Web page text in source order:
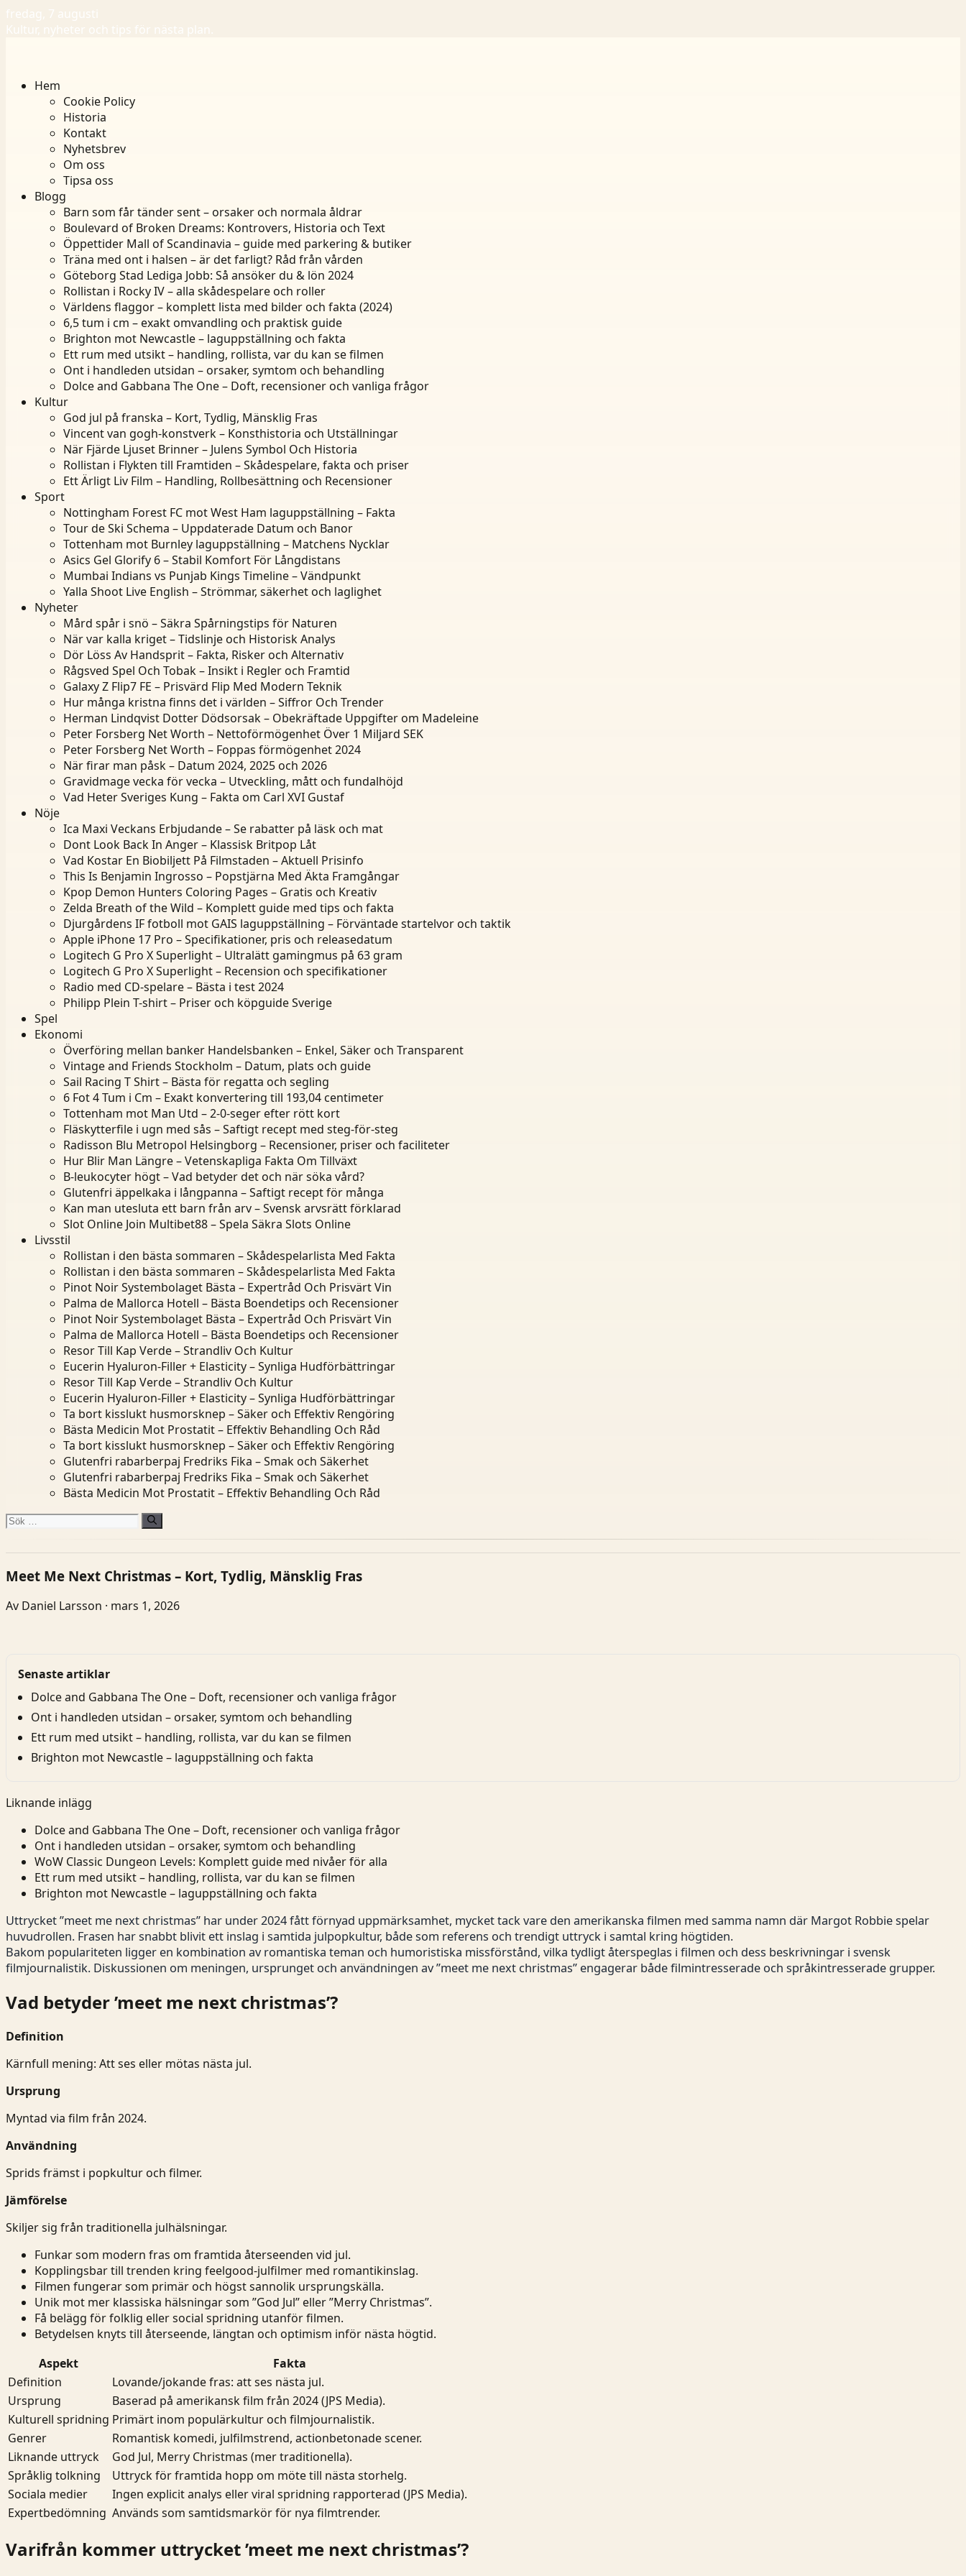
fredag, 7 augusti
Kultur, nyheter och tips för nästa plan.
Hem
Cookie Policy
Historia
Kontakt
Nyhetsbrev
Om oss
Tipsa oss
Blogg
Barn som får tänder sent – orsaker och normala åldrar
Boulevard of Broken Dreams: Kontrovers, Historia och Text
Öppettider Mall of Scandinavia – guide med parkering & butiker
Träna med ont i halsen – är det farligt? Råd från vården
Göteborg Stad Lediga Jobb: Så ansöker du & lön 2024
Rollistan i Rocky IV – alla skådespelare och roller
Världens flaggor – komplett lista med bilder och fakta (2024)
6,5 tum i cm – exakt omvandling och praktisk guide
Brighton mot Newcastle – laguppställning och fakta
Ett rum med utsikt – handling, rollista, var du kan se filmen
Ont i handleden utsidan – orsaker, symtom och behandling
Dolce and Gabbana The One – Doft, recensioner och vanliga frågor
Kultur
God jul på franska – Kort, Tydlig, Mänsklig Fras
Vincent van gogh-konstverk – Konsthistoria och Utställningar
När Fjärde Ljuset Brinner – Julens Symbol Och Historia
Rollistan i Flykten till Framtiden – Skådespelare, fakta och priser
Ett Ärligt Liv Film – Handling, Rollbesättning och Recensioner
Sport
Nottingham Forest FC mot West Ham laguppställning – Fakta
Tour de Ski Schema – Uppdaterade Datum och Banor
Tottenham mot Burnley laguppställning – Matchens Nycklar
Asics Gel Glorify 6 – Stabil Komfort För Långdistans
Mumbai Indians vs Punjab Kings Timeline – Vändpunkt
Yalla Shoot Live English – Strömmar, säkerhet och laglighet
Nyheter
Mård spår i snö – Säkra Spårningstips för Naturen
När var kalla kriget – Tidslinje och Historisk Analys
Dör Löss Av Handsprit – Fakta, Risker och Alternativ
Rågsved Spel Och Tobak – Insikt i Regler och Framtid
Galaxy Z Flip7 FE – Prisvärd Flip Med Modern Teknik
Hur många kristna finns det i världen – Siffror Och Trender
Herman Lindqvist Dotter Dödsorsak – Obekräftade Uppgifter om Madeleine
Peter Forsberg Net Worth – Nettoförmögenhet Över 1 Miljard SEK
Peter Forsberg Net Worth – Foppas förmögenhet 2024
När firar man påsk – Datum 2024, 2025 och 2026
Gravidmage vecka för vecka – Utveckling, mått och fundalhöjd
Vad Heter Sveriges Kung – Fakta om Carl XVI Gustaf
Nöje
Ica Maxi Veckans Erbjudande – Se rabatter på läsk och mat
Dont Look Back In Anger – Klassisk Britpop Låt
Vad Kostar En Biobiljett På Filmstaden – Aktuell Prisinfo
This Is Benjamin Ingrosso – Popstjärna Med Äkta Framgångar
Kpop Demon Hunters Coloring Pages – Gratis och Kreativ
Zelda Breath of the Wild – Komplett guide med tips och fakta
Djurgårdens IF fotboll mot GAIS laguppställning – Förväntade startelvor och taktik
Apple iPhone 17 Pro – Specifikationer, pris och releasedatum
Logitech G Pro X Superlight – Ultralätt gamingmus på 63 gram
Logitech G Pro X Superlight – Recension och specifikationer
Radio med CD-spelare – Bästa i test 2024
Philipp Plein T-shirt – Priser och köpguide Sverige
Spel
Ekonomi
Överföring mellan banker Handelsbanken – Enkel, Säker och Transparent
Vintage and Friends Stockholm – Datum, plats och guide
Sail Racing T Shirt – Bästa för regatta och segling
6 Fot 4 Tum i Cm – Exakt konvertering till 193,04 centimeter
Tottenham mot Man Utd – 2-0-seger efter rött kort
Fläskytterfile i ugn med sås – Saftigt recept med steg-för-steg
Radisson Blu Metropol Helsingborg – Recensioner, priser och faciliteter
Hur Blir Man Längre – Vetenskapliga Fakta Om Tillväxt
B-leukocyter högt – Vad betyder det och när söka vård?
Glutenfri äppelkaka i långpanna – Saftigt recept för många
Kan man utesluta ett barn från arv – Svensk arvsrätt förklarad
Slot Online Join Multibet88 – Spela Säkra Slots Online
Livsstil
Rollistan i den bästa sommaren – Skådespelarlista Med Fakta
Rollistan i den bästa sommaren – Skådespelarlista Med Fakta
Pinot Noir Systembolaget Bästa – Expertråd Och Prisvärt Vin
Palma de Mallorca Hotell – Bästa Boendetips och Recensioner
Pinot Noir Systembolaget Bästa – Expertråd Och Prisvärt Vin
Palma de Mallorca Hotell – Bästa Boendetips och Recensioner
Resor Till Kap Verde – Strandliv Och Kultur
Eucerin Hyaluron-Filler + Elasticity – Synliga Hudförbättringar
Resor Till Kap Verde – Strandliv Och Kultur
Eucerin Hyaluron-Filler + Elasticity – Synliga Hudförbättringar
Ta bort kisslukt husmorsknep – Säker och Effektiv Rengöring
Bästa Medicin Mot Prostatit – Effektiv Behandling Och Råd
Ta bort kisslukt husmorsknep – Säker och Effektiv Rengöring
Glutenfri rabarberpaj Fredriks Fika – Smak och Säkerhet
Glutenfri rabarberpaj Fredriks Fika – Smak och Säkerhet
Bästa Medicin Mot Prostatit – Effektiv Behandling Och Råd
Sök
Meet Me Next Christmas – Kort, Tydlig, Mänsklig Fras
Av Daniel Larsson · mars 1, 2026
Senaste artiklar
Dolce and Gabbana The One – Doft, recensioner och vanliga frågor
Ont i handleden utsidan – orsaker, symtom och behandling
Ett rum med utsikt – handling, rollista, var du kan se filmen
Brighton mot Newcastle – laguppställning och fakta
Liknande inlägg
Dolce and Gabbana The One – Doft, recensioner och vanliga frågor
Ont i handleden utsidan – orsaker, symtom och behandling
WoW Classic Dungeon Levels: Komplett guide med nivåer för alla
Ett rum med utsikt – handling, rollista, var du kan se filmen
Brighton mot Newcastle – laguppställning och fakta
Uttrycket ”meet me next christmas” har under 2024 fått förnyad uppmärksamhet, mycket tack vare den amerikanska filmen med samma namn där Margot Robbie spelar
huvudrollen. Frasen har snabbt blivit ett inslag i samtida julpopkultur, både som referens och trendigt uttryck i samtal kring högtiden.
Bakom populariteten ligger en kombination av romantiska teman och humoristiska missförstånd, vilka tydligt återspeglas i filmen och dess beskrivningar i svensk
filmjournalistik. Diskussionen om meningen, ursprunget och användningen av ”meet me next christmas” engagerar både filmintresserade och språkintresserade grupper.
Vad betyder ’meet me next christmas’?
Definition
Kärnfull mening: Att ses eller mötas nästa jul.
Ursprung
Myntad via film från 2024.
Användning
Sprids främst i popkultur och filmer.
Jämförelse
Skiljer sig från traditionella julhälsningar.
Funkar som modern fras om framtida återseenden vid jul.
Kopplingsbar till trenden kring feelgood-julfilmer med romantikinslag.
Filmen fungerar som primär och högst sannolik ursprungskälla.
Unik mot mer klassiska hälsningar som ”God Jul” eller ”Merry Christmas”.
Få belägg för folklig eller social spridning utanför filmen.
Betydelsen knyts till återseende, längtan och optimism inför nästa högtid.
Aspekt
Fakta
Definition
Lovande/jokande fras: att ses nästa jul.
Ursprung
Baserad på amerikansk film från 2024 (JPS Media).
Kulturell spridning Primärt inom populärkultur och filmjournalistik.
Genrer
Romantisk komedi, julfilmstrend, actionbetonade scener.
Liknande uttryck
God Jul, Merry Christmas (mer traditionella).
Språklig tolkning
Uttryck för framtida hopp om möte till nästa storhelg.
Sociala medier
Ingen explicit analys eller viral spridning rapporterad (JPS Media).
Expertbedömning Används som samtidsmarkör för nya filmtrender.
Varifrån kommer uttrycket ’meet me next christmas’?